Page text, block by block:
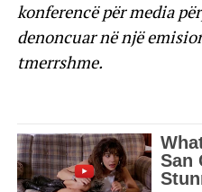
konferencë për media
denoncuar në një
tmerrshme.